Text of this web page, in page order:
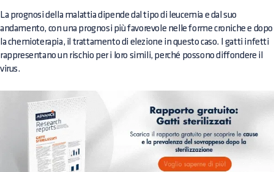
La prognosi della malattia dipende dal tipo di leucemia e dal suo
andamento, con una prognosi più favorevole nelle forme croniche e dopo
la chemioterapia, il trattamento di elezione in questo caso. I gatti infetti
rappresentano un rischio per i loro simili, perché possono diffondere il
virus.